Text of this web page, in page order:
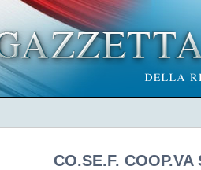
CO.SE.F.